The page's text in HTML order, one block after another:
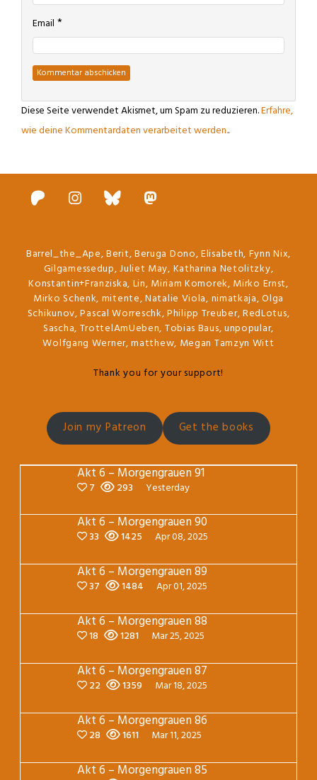
Email *
Diese Seite verwendet Akismet, um Spam zu reduzieren.Erfahre,
wie deine Kommentardaten verarbeitet werden..
Barrel_the_Ape, Berit, Beruga Dono, Elisabeth, Fynn Nix,
Gilgamessedup, Juliet May, Katharina Netolitzky,
Konstantin+Franziska, Lin, Miriam Komorek, Mirko Ernst,
Mirko Schenk, mitente, Natalie Viola, nimatkaja, Olga
Schikunov, Pascal Worreschk, Philipp Treuber, RedLotus,
Sascha, TrottelAmUeben, Tobias Baus, unpopular,
Wolfgang Werner, matthew, Megan Tamzyn Witt
Thank you for your support!
Join my Patreon Get the books
Akt 6 – Morgengrauen 91
7 293 Yesterday
Akt 6 – Morgengrauen 90
33 1425 Apr 08, 2025
Akt 6 – Morgengrauen 89
37 1484 Apr 01, 2025
Akt 6 – Morgengrauen 88
18 1281 Mar 25, 2025
Akt 6 – Morgengrauen 87
22 1359 Mar 18, 2025
Akt 6 – Morgengrauen 86
28 1611 Mar 11, 2025
Akt 6 – Morgengrauen 85